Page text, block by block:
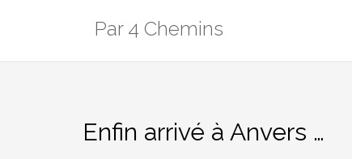
Par 4 Chemins
Enfin arrivé à Anvers …